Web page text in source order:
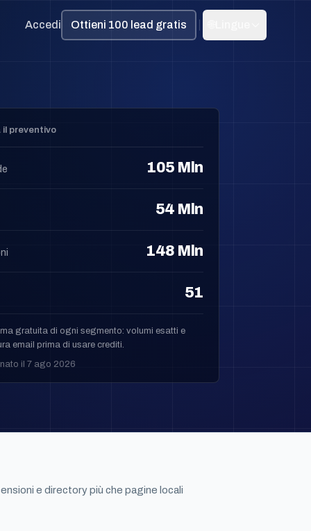
Accedi Ottieni 100 lead gratis
il preventivo
105 Mln
54 Mln
148 Mln
51
gratuita di ogni segmento: volumi esatti e
email prima di usare crediti.
il 7 ago 2026
e directory più che pagine locali